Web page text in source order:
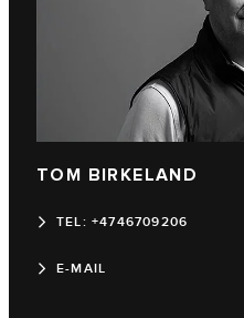
TOM BIRKELAND
TEL: +4746709206
E-MAIL